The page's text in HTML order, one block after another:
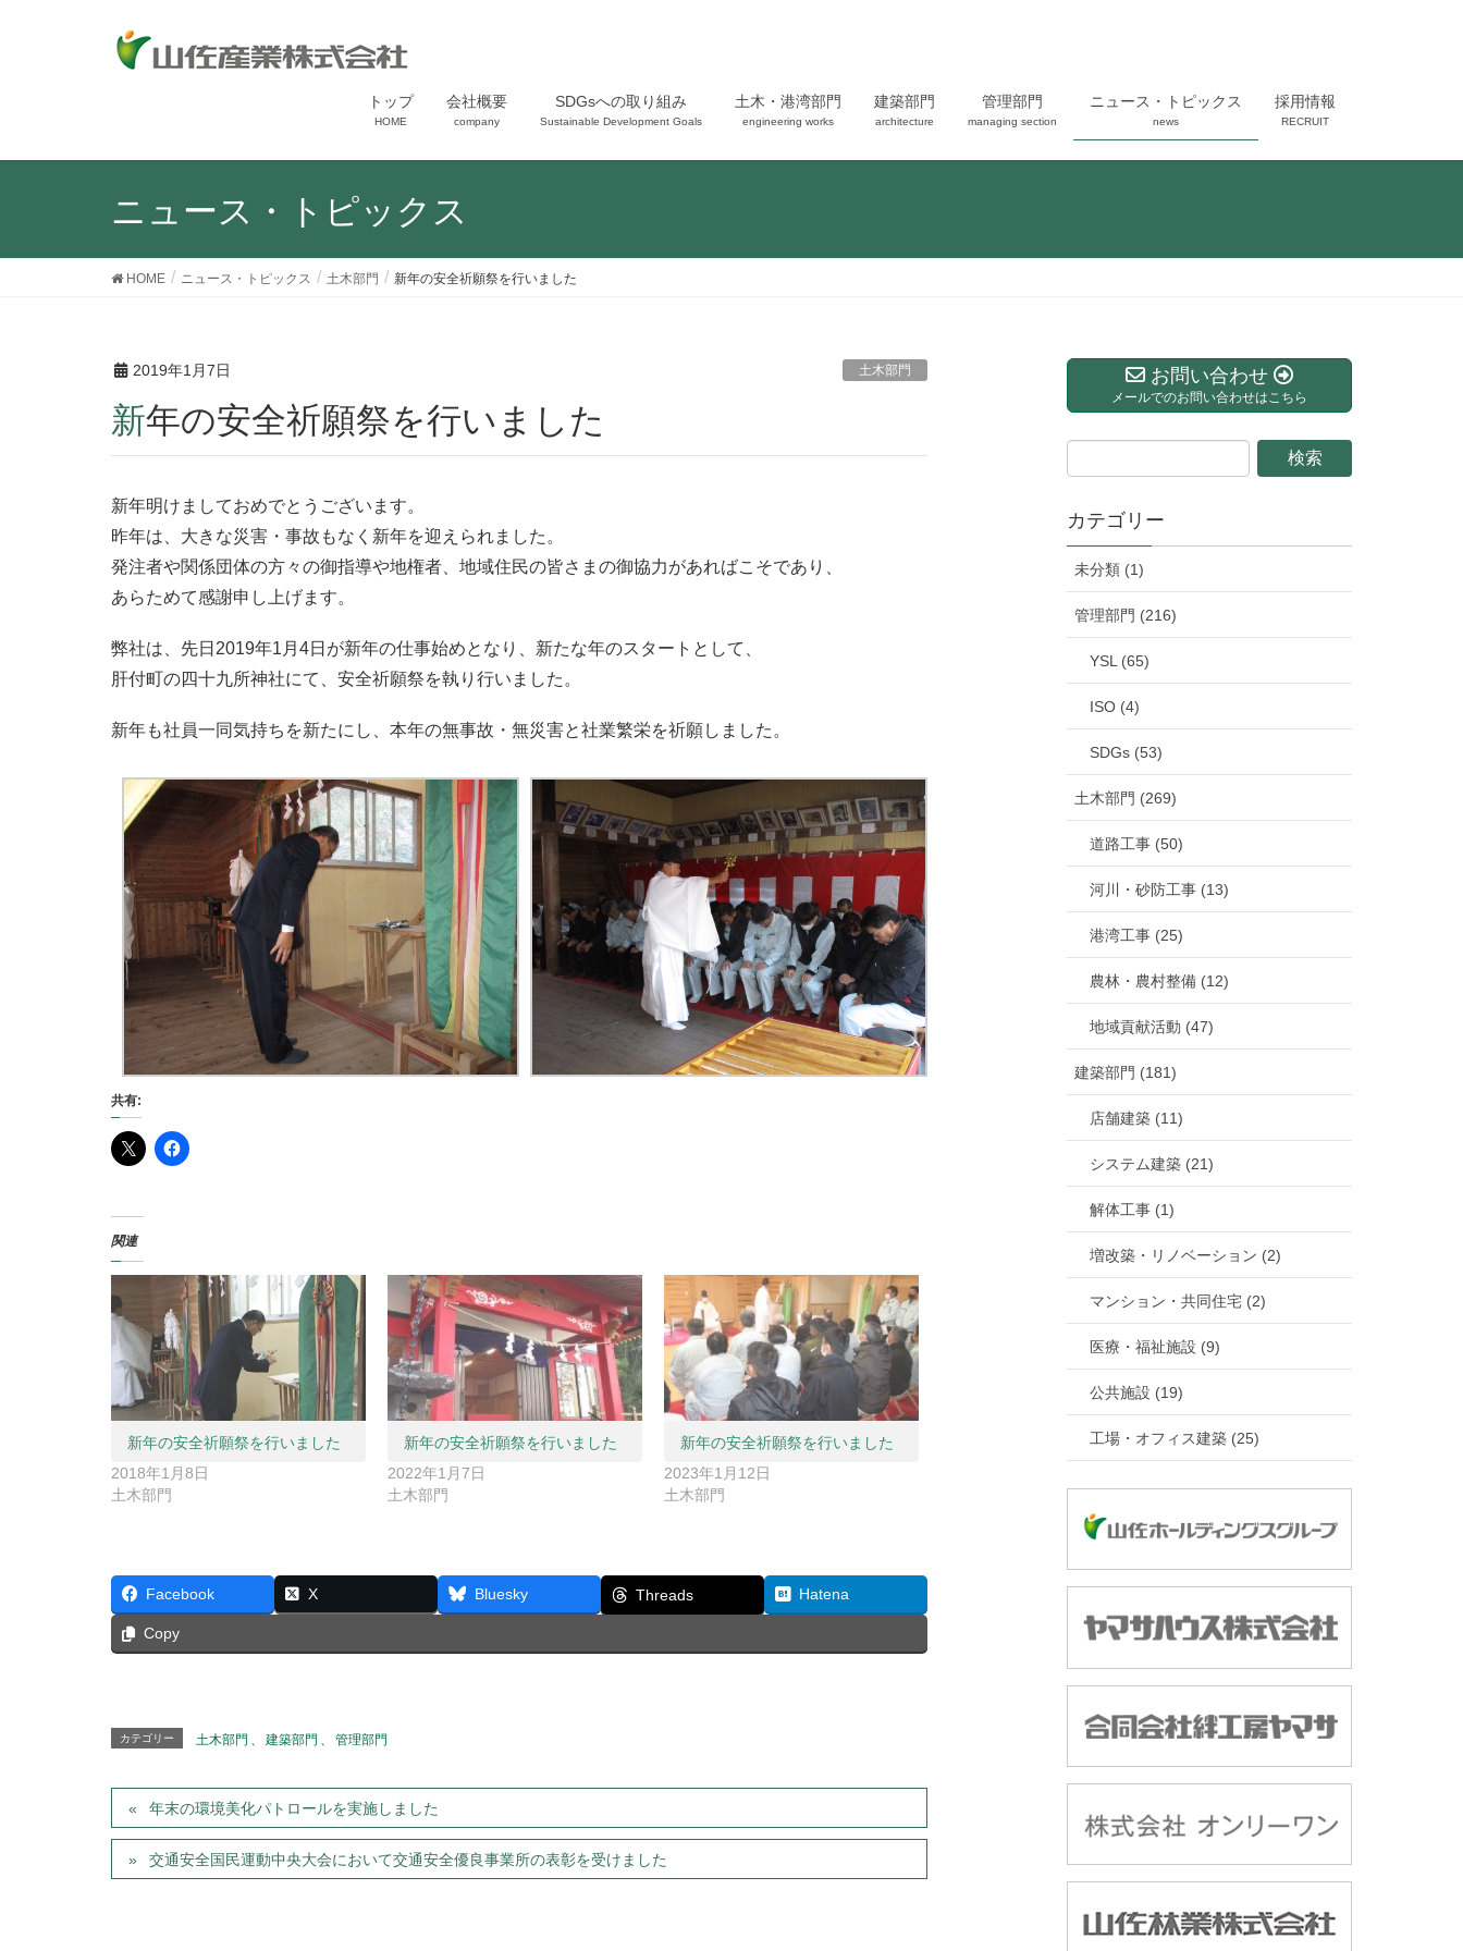
トップ
HOME
会社概要
company
SDGsへの取り組み
Sustainable Development Goals
土木・港湾部門
engineering works
建築部門
architecture
管理部門
managing section
ニュース・トピックス
news
採用情報
RECRUIT
ニュース・トピックス
HOME ニュース・トピックス 土木部門 新年の安全祈願祭を行いました
2019年1月7日 土木部門
新年の安全祈願祭を行いました
新年明けましておめでとうございます。
昨年は、大きな災害・事故もなく新年を迎えられました。
発注者や関係団体の方々の御指導や地権者、地域住民の皆さまの御協力があればこそであり、
あらためて感謝申し上げます。
弊社は、先日2019年1月4日が新年の仕事始めとなり、新たな年のスタートとして、
肝付町の四十九所神社にて、安全祈願祭を執り行いました。
新年も社員一同気持ちを新たにし、本年の無事故・無災害と社業繁栄を祈願しました。
共有:
関連
新年の安全祈願祭を行いました
2018年1月8日
土木部門
新年の安全祈願祭を行いました
2022年1月7日
土木部門
新年の安全祈願祭を行いました
2023年1月12日
土木部門
Facebook X Bluesky Threads Hatena
Copy
カテゴリー 土木部門 、 建築部門 、 管理部門
年末の環境美化パトロールを実施しました
交通安全国民運動中央大会において交通安全優良事業所の表彰を受けました
お問い合わせ
メールでのお問い合わせはこちら
カテゴリー
未分類 (1)
管理部門 (216)
YSL (65)
ISO (4)
SDGs (53)
土木部門 (269)
道路工事 (50)
河川・砂防工事 (13)
港湾工事 (25)
農林・農村整備 (12)
地域貢献活動 (47)
建築部門 (181)
店舗建築 (11)
システム建築 (21)
解体工事 (1)
増改築・リノベーション (2)
マンション・共同住宅 (2)
医療・福祉施設 (9)
公共施設 (19)
工場・オフィス建築 (25)